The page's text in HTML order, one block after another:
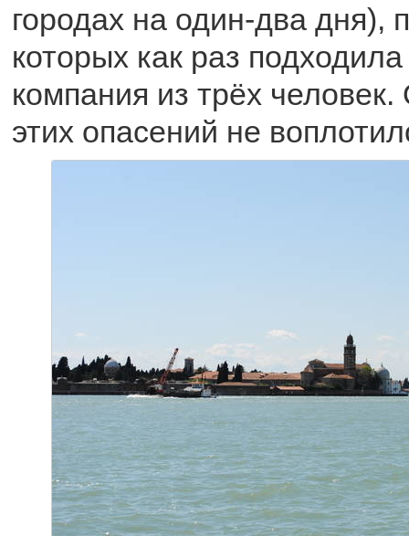
городах на один-два дня),
которых как раз
компания из трёх
этих опасений не